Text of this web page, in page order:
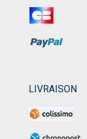
LIVRAISON